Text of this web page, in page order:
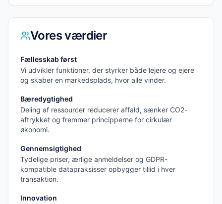
Vores værdier
Fællesskab først
Vi udvikler funktioner, der styrker både lejere og ejere
og skaber en markedsplads, hvor alle vinder.
Bæredygtighed
Deling af ressourcer reducerer affald, sænker CO2-
aftrykket og fremmer principperne for cirkulær
økonomi.
Gennemsigtighed
Tydelige priser, ærlige anmeldelser og GDPR-
kompatible datapraksisser opbygger tillid i hver
transaktion.
Innovation